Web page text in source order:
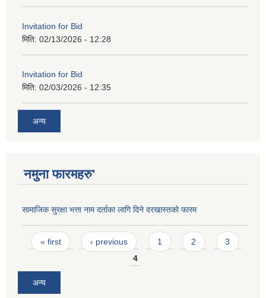
Invitation for Bid
मिति: 02/13/2026 - 12:28
Invitation for Bid
मिति: 02/03/2026 - 12:35
अन्य
नमुना फारमहरु'
सामाजिक सुरक्षा भत्ता नाम दर्ताका लागि दिने दरखास्तको फारम
Pages
« first ‹ previous 1 2
3
4
अन्य